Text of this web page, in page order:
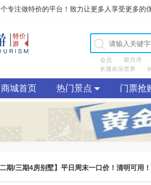
专注做特价的平台！致力让更多人享受更多的
会员
双月湾
长隆欢乐世界
商城首页 热门景点 门票抢
二期/三期4房别墅】平日周末一口价！清明可